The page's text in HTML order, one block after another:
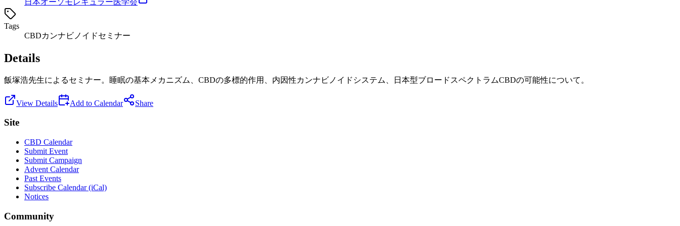
Tags
CBDカンナビノイドセミナー
Details
飯塚浩先生によるセミナー。睡眠の基本メカニズム、CBDの多標的作用、内因性カンナビノイドシステム、日本型ブロードスペクトラムCBDの可能性について。
View Details Add to Calendar Share
Site
CBD Calendar
Submit Event
Submit Campaign
Advent Calendar
Past Events
Subscribe Calendar (iCal)
Notices
Community